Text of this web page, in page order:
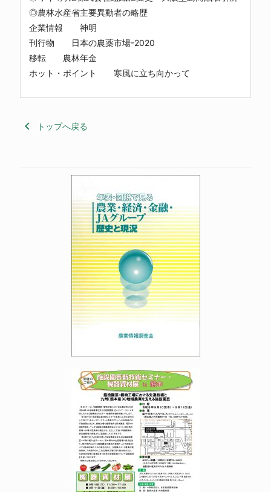
◎農林水産省主要異動者の略歴
企業情報 神明
刊行物 日本の農薬市場-2020
移転 農林年金
ホット・ポイント 寒風に立ち向かって
keyboard_arrow_left トップへ戻る